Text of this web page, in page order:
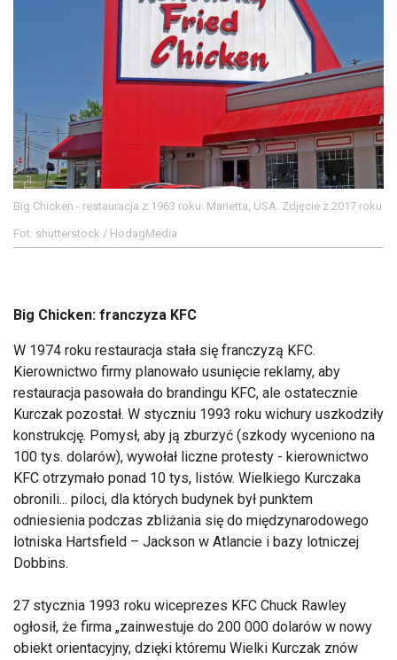
Big Chicken - restauracja z 1963 roku. Marietta, USA. Zdjęcie z 2017 roku
Fot. shutterstock / HodagMedia
Big Chicken: franczyza KFC
W 1974 roku restauracja stała się franczyzą KFC.
Kierownictwo firmy planowało usunięcie reklamy, aby
restauracja pasowała do brandingu KFC, ale ostatecznie
Kurczak pozostał. W styczniu 1993 roku wichury uszkodziły
konstrukcję. Pomysł, aby ją zburzyć (szkody wyceniono na
100 tys. dolarów), wywołał liczne protesty - kierownictwo
KFC otrzymało ponad 10 tys, listów. Wielkiego Kurczaka
obronili... piloci, dla których budynek był punktem
odniesienia podczas zbliżania się do międzynarodowego
lotniska Hartsfield – Jackson w Atlancie i bazy lotniczej
Dobbins.
27 stycznia 1993 roku wiceprezes KFC Chuck Rawley
ogłosił, że firma „zainwestuje do 200 000 dolarów w nowy
obiekt orientacyjny, dzięki któremu Wielki Kurczak znów